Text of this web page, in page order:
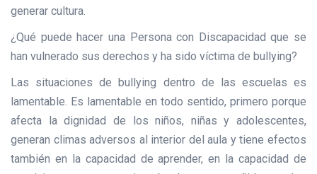
generar cultura.
¿Qué puede hacer una Persona con Discapacidad que se
han vulnerado sus derechos y ha sido víctima de bullying?
Las situaciones de bullying dentro de las escuelas es
lamentable. Es lamentable en todo sentido, primero porque
afecta la dignidad de los niños, niñas y adolescentes,
generan climas adversos al interior del aula y tiene efectos
también en la capacidad de aprender, en la capacidad de